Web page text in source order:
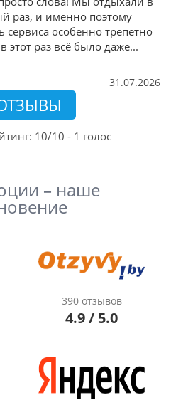
раз, и именно поэтому
особенно трепетно
этот раз всё было даже...
31.07.2026
10/10 - 1 голоc
– наше
390 отзывов
4.9 / 5.0